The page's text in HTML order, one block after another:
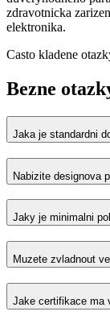
zdravotnicka
elektronika.
Casto kladene
Bezne
Jaka je standardni
Nabizite designova
Jaky je minimalni
Muzete zvladnout
Jake certifikace ma